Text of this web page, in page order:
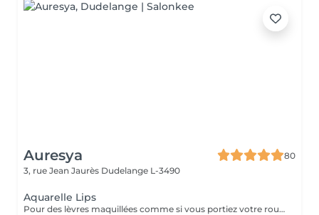
Auresya
80
3, rue Jean Jaurès Dudelange L-3490
Aquarelle Lips
Pour des lèvres maquillées comme si vous portiez votre rouge habituelle